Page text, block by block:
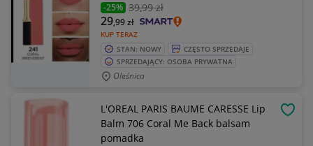
-25% 39,99 zł
KUP TERAZ
29,99zł
STAN: NOWY
CZĘSTO SPRZEDAJE
SPRZEDAJĄCY: OSOBA PRYWATNA
Oleśnica
L'OREAL PARIS BAUME CARESSE Lip
Balm 706 Coral Me Back balsam
pomadka